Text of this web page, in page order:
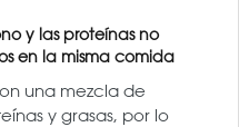
y las proteínas no
en la misma comida
una mezcla de
y grasas, por lo